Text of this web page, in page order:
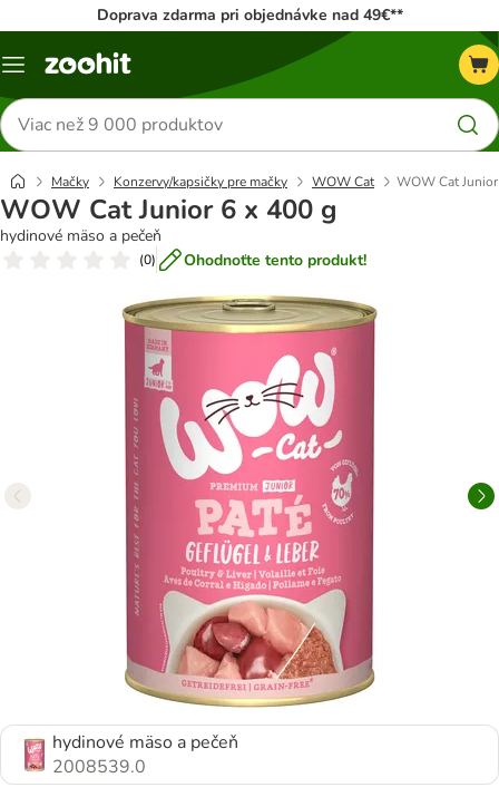
Doprava zdarma pri objednávke nad 49€**
Kategórie
Hľadať
produkty
Mačky Konzervy/kapsičky pre mačky WOW Cat WOW Cat
WOW Cat Junior 6 x 400 g
hydinové mäso a pečeň
(0) Ohodnoťte tento produkt!
hydinové mäso a pečeň
2008539.0